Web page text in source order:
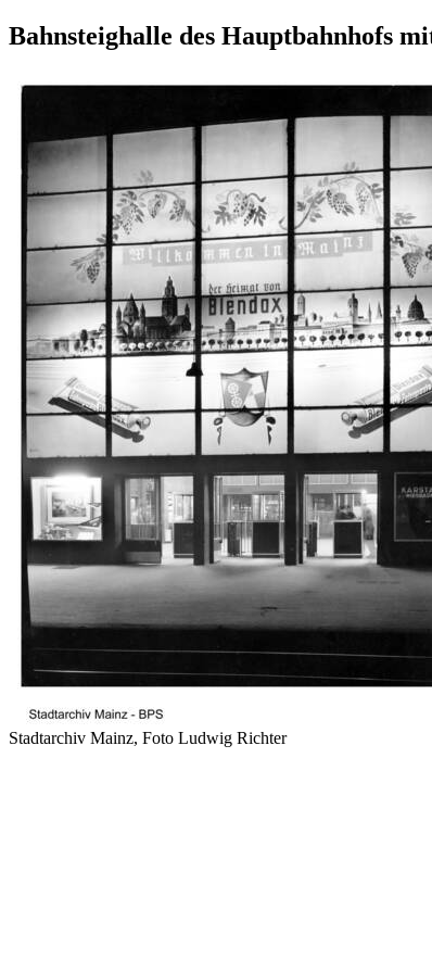
Bahnsteighalle des Hauptbahnhofs
Stadtarchiv Mainz, Foto Ludwig Richter